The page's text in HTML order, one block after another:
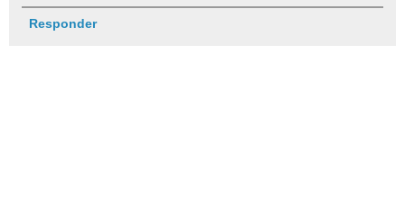
Responder